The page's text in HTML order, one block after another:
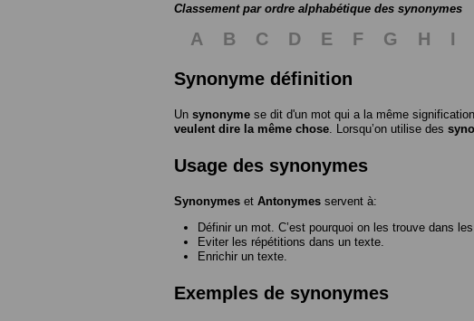
Classement par ordre alphabétique des synonymes
A B C D E F G H I
Synonyme définition
Un synonyme se dit d'un mot qui a la même
veulent dire la même chose. Lorsqu’on utilise des
Usage des synonymes
Synonymes et Antonymes servent à:
Définir un mot. C’est pourquoi on les trouve dans
Eviter les répétitions dans un texte.
Enrichir un texte.
Exemples de synonymes